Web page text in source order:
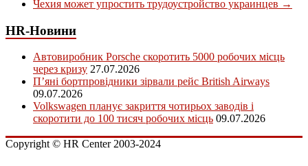
Чехия может упростить трудоустройство украинцев →
HR-Новини
Автовиробник Porsche скоротить 5000 робочих місць
через кризу 27.07.2026
П’яні бортпровідники зірвали рейс British Airways
09.07.2026
Volkswagen планує закриття чотирьох заводів і
скоротити до 100 тисяч робочих місць 09.07.2026
Copyright © HR Center 2003-2024